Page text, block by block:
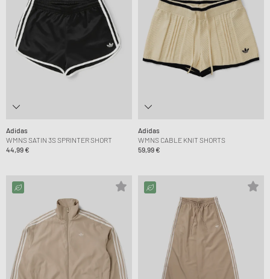
Adidas
WMNS SATIN 3S SPRINTER SHORT
44,99 €
Adidas
WMNS CABLE KNIT SHORTS
59,99 €